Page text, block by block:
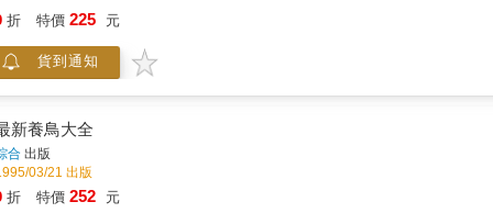
& 在自然觀察的領域裡，賞鳥固然擁有眾多人口，卻不見得是孩子們最喜歡觀察的種類。所以，作者採用講生態行為故事的方法，
折 特價 225 元
貨到通知
新養鳥大全
合 出版
03/21 出版
折 特價 252 元